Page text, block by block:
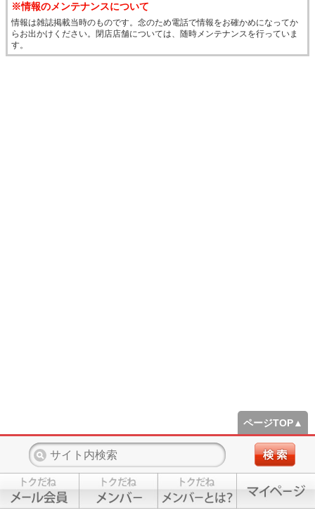
※情報のメンテナンスについて
情報は雑誌掲載当時のものです。念のため電話で情報をお確かめになってか
らお出かけください。閉店店舗については、随時メンテナンスを行っていま
す。
ページTOP▲